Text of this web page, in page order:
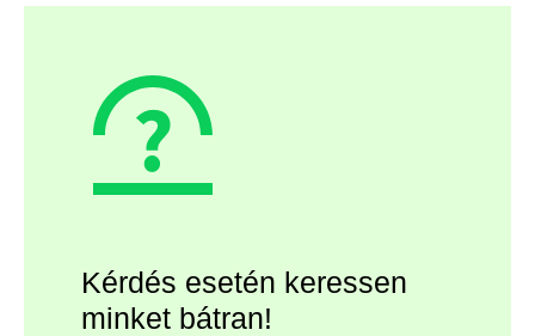
Kérdés esetén keressen
minket bátran!